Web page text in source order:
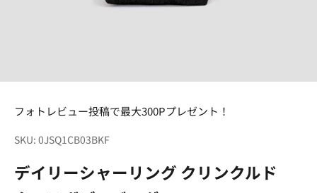
フォトレビュー投稿で最大300Pプレゼント！
SKU: 0JSQ1CB03BKF
デイリーシャーリング クリンクルド